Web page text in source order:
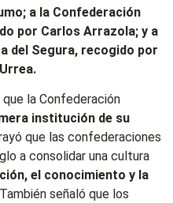
a la Confederación
por Carlos Arrazola; y a
del Segura, recogido por
que la Confederación
institución de su
que las confederaciones
a consolidar una cultura
el conocimiento y la
señaló que los